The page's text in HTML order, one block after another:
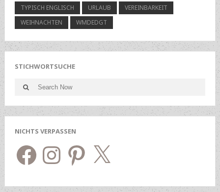
TYPISCH ENGLISCH
URLAUB
VEREINBARKEIT
WEIHNACHTEN
WMDEDGT
STICHWORTSUCHE
Search
for:
Search
NICHTS VERPASSEN
Facebook
Instagram Pinterest